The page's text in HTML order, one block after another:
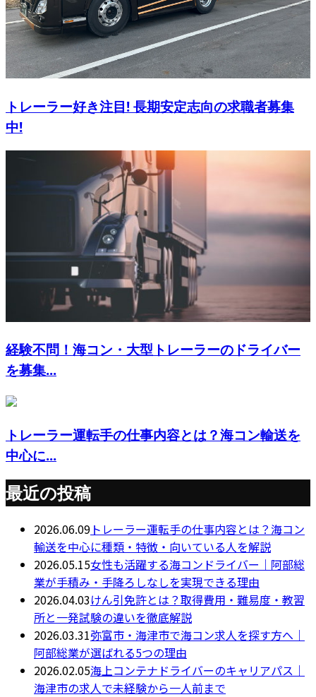
トレーラー好き注目! 長期安定志向の求職者募集
中!
経験不問！海コン・大型トレーラーのドライバー
を募集...
トレーラー運転手の仕事内容とは？海コン輸送を
中心に...
最近の投稿
2026.06.09 トレーラー運転手の仕事内容とは？海コン
輸送を中心に種類・特徴・向いている人を解説
2026.05.15女性も活躍する海コンドライバー｜阿部総
業が手積み・手降ろしなしを実現できる理由
2026.04.03けん引免許とは？取得費用・難易度・教習
所と一発試験の違いを徹底解説
2026.03.31弥富市・海津市で海コン求人を探す方へ｜
阿部総業が選ばれる5つの理由
2026.02.05海上コンテナドライバーのキャリアパス｜
海津市の求人で未経験から一人前まで